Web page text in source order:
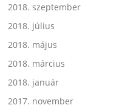
2018. szeptember
2018. július
2018. május
2018. március
2018. január
2017. november